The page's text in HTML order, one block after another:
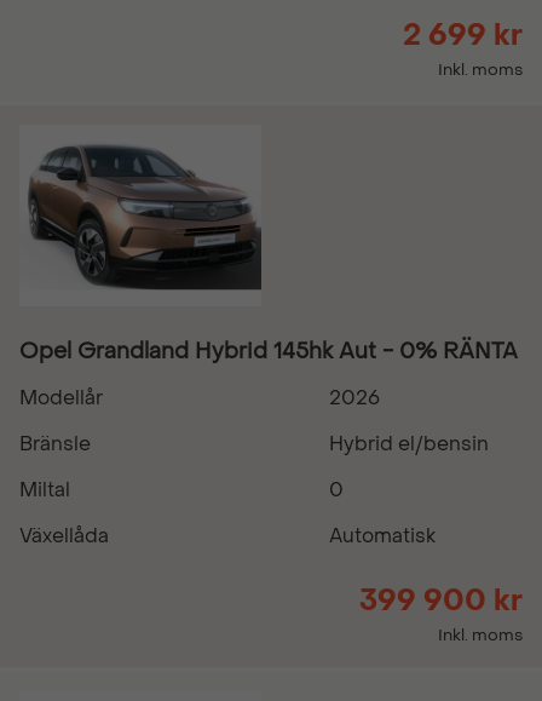
2 699 kr
Inkl. moms
Opel Grandland Hybrid 145hk Aut - 0% RÄNTA
Modellår
2026
Bränsle
Hybrid el/bensin
Miltal
0
Växellåda
Automatisk
399 900 kr
Inkl. moms